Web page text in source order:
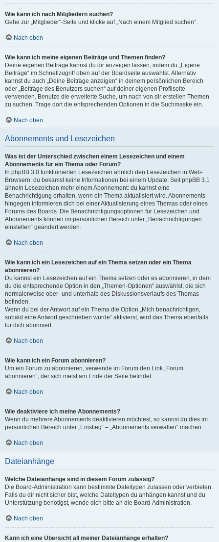
Wie kann ich nach Mitgliedern suchen?
Gehe zur „Mitglieder“-Seite und klicke auf „Nach einem Mitglied suchen“.
Nach oben
Wie kann ich meine eigenen Beiträge und Themen finden?
Deine eigenen Beiträge kannst du dir anzeigen lassen, indem du „Eigene
Beiträge“ im Schnellzugriff oben auf der Boardseite auswählst. Alternativ
kannst du auch „Deine Beiträge anzeigen“ in deinem persönlichen Bereich
oder „Beiträge des Benutzers suchen“ auf deiner eigenen Profilseite
verwenden. Benutze die erweiterte Suche, um nach von dir erstellen Themen
zu suchen. Trage dort die entsprechenden Optionen in die Suchmaske ein.
Nach oben
Abonnements und Lesezeichen
Was ist der Unterschied zwischen einem Lesezeichen und einem
Abonnements für ein Thema oder Forum?
In phpBB 3.0 funktionierten Lesezeichen ähnlich den Lesezeichen in Web-
Browsern: du bekamst keine Informationen bei einem Update. Seit phpBB 3.1
ähneln Lesezeichen mehr einem Abonnement: du kannst eine
Benachrichtigung erhalten, wenn ein Thema aktualisiert wird. Abonnements
hingegen informieren dich bei einer Aktualisierung eines Themas oder eines
Forums des Boards. Die Benachrichtigungsoptionen für Lesezeichen und
Abonnements können im persönlichen Bereich unter „Benachrichtigungen
einstellen“ geändert werden.
Nach oben
Wie kann ich ein Lesezeichen auf ein Thema setzen oder ein Thema
abonnieren?
Du kannst ein Lesezeichen auf ein Thema setzen oder es abonnieren, in dem
du die entsprechende Option in den „Themen-Optionen“ auswählst, die sich
normalerweise ober- und unterhalb des Diskussionsverlaufs des Themas
befinden.
Wenn du bei der Antwort auf ein Thema die Option „Mich benachrichtigen,
sobald eine Antwort geschrieben wurde“ aktivierst, wird das Thema ebenfalls
für dich abonniert.
Nach oben
Wie kann ich ein Forum abonnieren?
Um ein Forum zu abonnieren, verwende im Forum den Link „Forum
abonnieren“, der sich meist am Ende der Seite befindet.
Nach oben
Wie deaktiviere ich meine Abonnements?
Wenn du mehrere Abonnements deaktivieren möchtest, so kannst du dies im
persönlichen Bereich unter „Einstieg“ – „Abonnements verwalten“ machen.
Nach oben
Dateianhänge
Welche Dateianhänge sind in diesem Forum zulässig?
Die Board-Administration kann bestimmte Dateitypen zulassen oder verbieten.
Falls du dir nicht sicher bist, welche Dateitypen du anhängen kannst und du
Unterstützung benötigst, wende dich bitte an die Board-Administration.
Nach oben
Kann ich eine Übersicht all meiner Dateianhänge erhalten?